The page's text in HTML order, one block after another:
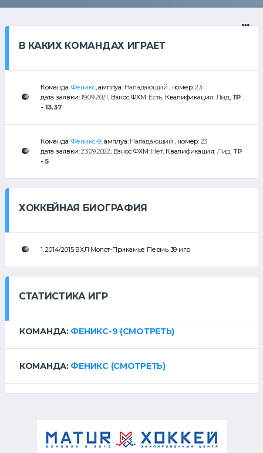
В КАКИХ КОМАНДАХ ИГРАЕТ
Команда:Феникс, амплуа: Нападающий , номер:23
дата заявки:19.09.2021, Взнос ФХМ: Есть, Квалификация: Лид, ТР
- 13.37
Команда:Феникс-9, амплуа: Нападающий , номер: 23
дата заявки:23.09.2022, Взнос ФХМ: Нет, Квалификация: Лид, ТР
- 5
ХОККЕЙНАЯ БИОГРАФИЯ
1. 2014/2015 ВХЛ Молот-Прикамье Пермь 39 игр
СТАТИСТИКА ИГР
КОМАНДА: ФЕНИКС-9 (СМОТРЕТЬ)
КОМАНДА: ФЕНИКС (СМОТРЕТЬ)